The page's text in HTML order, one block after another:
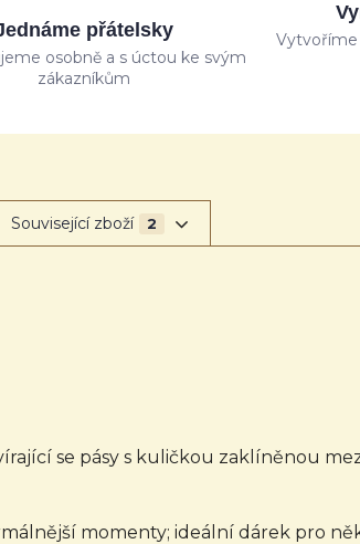
přátelsky
osobně a s úctou ke svým
zákazníkům
Vytvoříme
Související zboží 2
se pásy s kuličkou zaklíněnou
momenty; ideální dárek pro